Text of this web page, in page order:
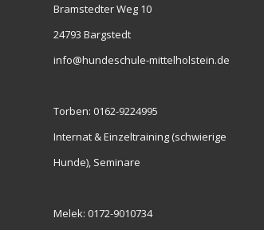
Bramstedter Weg 10
24793 Bargstedt
info@hundeschule-mittelholstein.de
Torben: 0162-9224995
Internat & Einzeltraining (schwierige
Hunde), Seminare
Melek: 0172-9010734